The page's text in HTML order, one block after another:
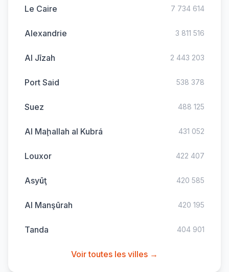
Le Caire 7 734 614
Alexandrie 3 811 516
Al Jīzah 2 443 203
Port Said 538 378
Suez 488 125
Al Maḩallah al Kubrá 431 052
Louxor 422 407
Asyūţ 420 585
Al Manşūrah 420 195
Tanda 404 901
Voir toutes les villes →